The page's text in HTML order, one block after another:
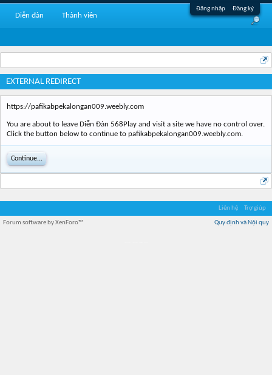
Đăng nhập Đăng ký
EXTERNAL REDIRECT
https://pafikabpekalongan009.weebly.com
You are about to leave Diễn Đàn 568Play and visit a site we have no control over.
Click the button below to continue to pafikabpekalongan009.weebly.com.
Continue...
Diễn đàn Thành viên
Liên hệ Trợ giúp
Quy định và Nội quy
Forum software by XenForo™